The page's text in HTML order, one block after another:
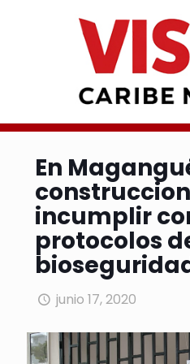
En
incumplir
protocolos
junio 17, 2020